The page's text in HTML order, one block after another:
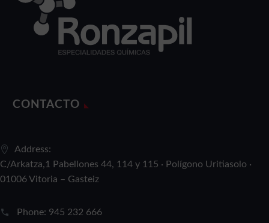
CONTACTO
Address:
C/Arkatza,1 Pabellones 44, 114 y 115 · Polígono Uritiasolo ·
01006 Vitoria – Gasteiz
Phone: 945 232 666